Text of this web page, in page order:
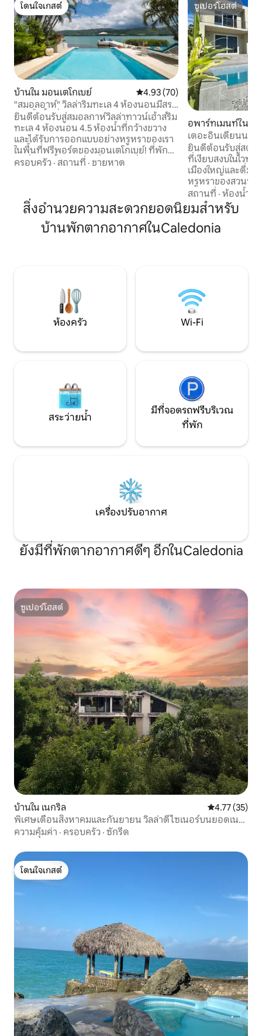
โดนใจเกสต์
โดนใจเกสต์
บ้านใน มอนเตโกเบย์ คะแนนเฉลี่ย 4.93 จาก 5, 70 รีวิว
4.93 (70)
"สมอลอาห์" วิลล่าริมทะเล 4 ห้องนอนมีสระ
ว่ายน้ำพื้นที่รีสอร์ท
ยินดีต้อนรับสู่สมอลกาห์วิลล่าทาวน์เฮ้าส์ริม
ทะเล 4 ห้องนอน 4.5 ห้องน้ำที่กว้างขวาง
และได้รับการออกแบบอย่างหรูหราของเรา
ในพื้นที่ฟรีพอร์ตของมอนเตโกเบย์! ที่พักที่
น่าทึ่งแห่งนี้เป็นสถานที่พักผ่อนที่สมบูรณ์
10 คนได้อย่างสะดวกสบาย พร้อมสระว่าย
น้ำอินฟินิตี้ส่วนตัวและท่าเรือสำหรับการรับ
เรือส่วนตัว บริการระดับพรีเมียม ($- ค่า
ครอบครัว · สถานที่ · ชายหาด
ซูเปอร์โฮสต์
ซูเปอร์โฮสต์
อพาร์ทเมนท์ใน
d,
เดอะอินเดียนนา ~
ยินดีต้อนรับสู่สตูดิ
ที่เงียบสงบในไวท์
เมืองใหญ่และดื่ม
หรูหราของสวนหลั
อาบแดดในขณะที่
เที่ยวในท้องถิ่นมา
แสงแดด < br > <
เสนอที่ยอดเยี่ยมขอ
เตียงควีนไซส์ที่สะ
เติม )< br >
สถานที่ ·ห้องน้ำ
สิ่งอำนวยความสะดวกยอดนิยมสำหรับ
บ้านพักตากอากาศในCaledonia
ห้องครัว Wi-Fi
สระว่ายน้ำ
มีที่จอดรถฟรีบริเวณ
ที่พัก
เครื่องปรับอากาศ
ยังมีที่พักตากอากาศดีๆ อีกในCaledonia
ซูเปอร์โฮสต์
ซูเปอร์โฮสต์
บ้านใน เนกริล คะแนนเฉลี่ย
4.77 (35)
พิเศษเดือนสิงหาคมและกันยายน วิลล่าดีไซเนอร์บนยอดเน
กริล
ความคุ้มค่า · ครอบครัว · ซักรีด
โดนใจเกสต์
โดนใจเกสต์